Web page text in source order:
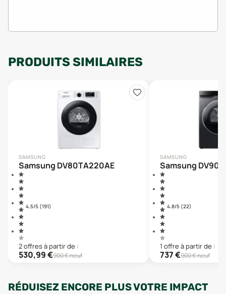
PRODUITS SIMILAIRES
SAMSUNG
Samsung DV80TA220AE
4.5/5 (191)
2offresà partir de :
530,99€900€ neuf
SAMSUNG
Samsung
4.8/5 (22)
1 offre à partir de :
737€900€ neuf
RÉDUISEZ ENCORE PLUS VOTRE IMPACT